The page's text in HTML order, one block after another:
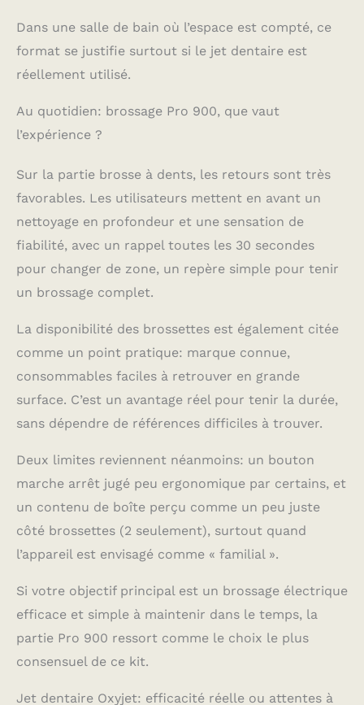
Dans une salle de bain où l’espace est compté, ce
format se justifie surtout si le jet dentaire est
réellement utilisé.
Au quotidien: brossage Pro 900, que vaut
l’expérience ?
Sur la partie brosse à dents, les retours sont très
favorables. Les utilisateurs mettent en avant un
nettoyage en profondeur et une sensation de
fiabilité, avec un rappel toutes les 30 secondes
pour changer de zone, un repère simple pour tenir
un brossage complet.
La disponibilité des brossettes est également citée
comme un point pratique: marque connue,
consommables faciles à retrouver en grande
surface. C’est un avantage réel pour tenir la durée,
sans dépendre de références difficiles à trouver.
Deux limites reviennent néanmoins: un bouton
marche arrêt jugé peu ergonomique par certains, et
un contenu de boîte perçu comme un peu juste
côté brossettes (2 seulement), surtout quand
l’appareil est envisagé comme « familial ».
Si votre objectif principal est un brossage électrique
efficace et simple à maintenir dans le temps, la
partie Pro 900 ressort comme le choix le plus
consensuel de ce kit.
Jet dentaire Oxyjet: efficacité réelle ou attentes à